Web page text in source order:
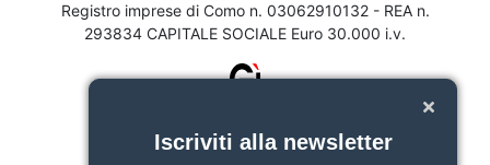
Registro imprese di Como n. 03062910132 - REA n.
293834 CAPITALE SOCIALE Euro 30.000 i.v.
Iscriviti alla newsletter